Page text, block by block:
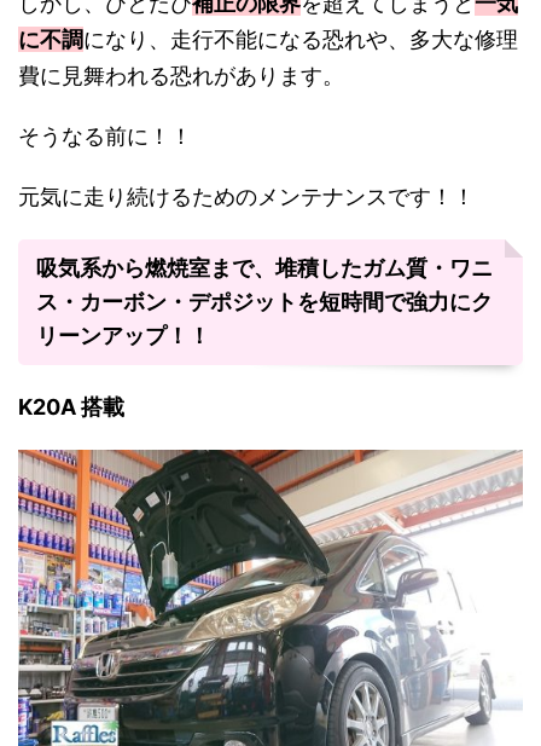
に不調になり、走行不能になる恐れや、多大な修理
費に見舞われる恐れがあります。
そうなる前に！！
元気に走り続けるためのメンテナンスです！！
吸気系から燃焼室まで、堆積したガム質・ワニ
ス・カーボン・デポジットを短時間で強力にク
リーンアップ！！
K20A 搭載